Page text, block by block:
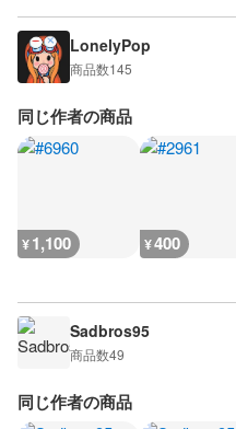
LonelyPop
商品数145
同じ作者の商品
¥1,100 ¥400
Sadbros95
商品数49
同じ作者の商品